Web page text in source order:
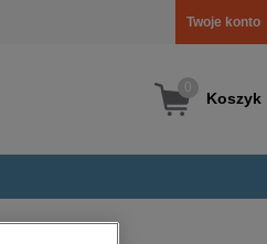
Twoje konto
Koszyk